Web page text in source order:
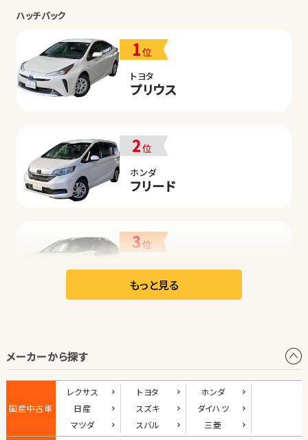
ハッチバック
1位
トヨタ
プリウス
2位
ホンダ
フリード
3位
日産
リーフ
1位
ダイハツ
コペン
もっと見る
メーカーから探す
国産中古車
レクサス トヨタ
ホンダ
日産
スズキ
ダイハツ
マツダ
スバル 三菱